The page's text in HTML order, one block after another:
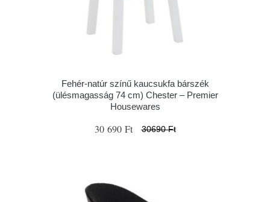
Fehér-natúr színű kaucsukfa bárszék
(ülésmagasság 74 cm) Chester – Premier
Housewares
30 690 Ft 30690 Ft